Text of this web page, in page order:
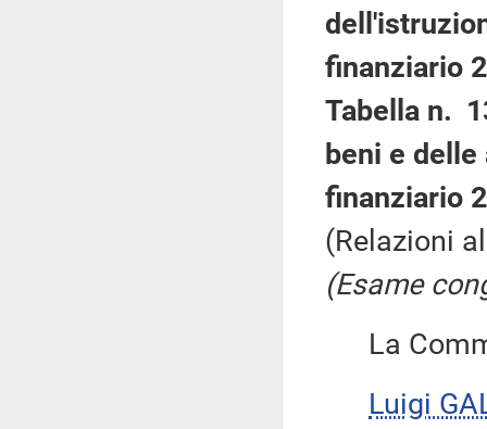
finanziario
Tabella n.
beni e
finanziario
(Relazioni
(Esame
La
Luigi